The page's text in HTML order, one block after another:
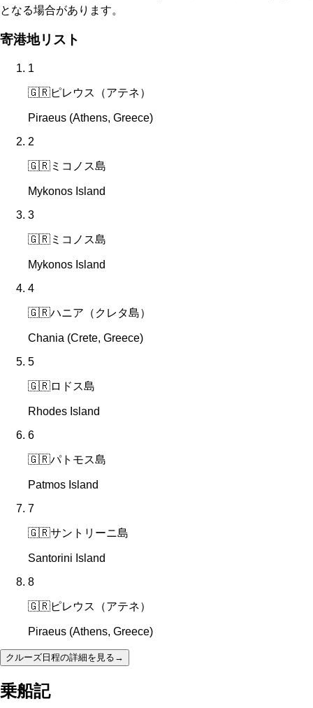
となる場合があります。
寄港地リスト
1
🇬🇷ピレウス（アテネ）
Piraeus (Athens, Greece)
2
🇬🇷 ミコノス島
Mykonos Island
3
🇬🇷 ミコノス島
Mykonos Island
4
🇬🇷ハニア（クレタ島）
Chania (Crete, Greece)
5
🇬🇷ロドス島
Rhodes Island
6
🇬🇷パトモス島
Patmos Island
7
🇬🇷サントリーニ島
Santorini Island
8
🇬🇷ピレウス（アテネ）
Piraeus (Athens, Greece)
クルーズ日程の詳細を見る →
乗船記